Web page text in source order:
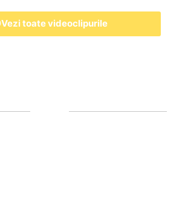
Vezi toate videoclipurile